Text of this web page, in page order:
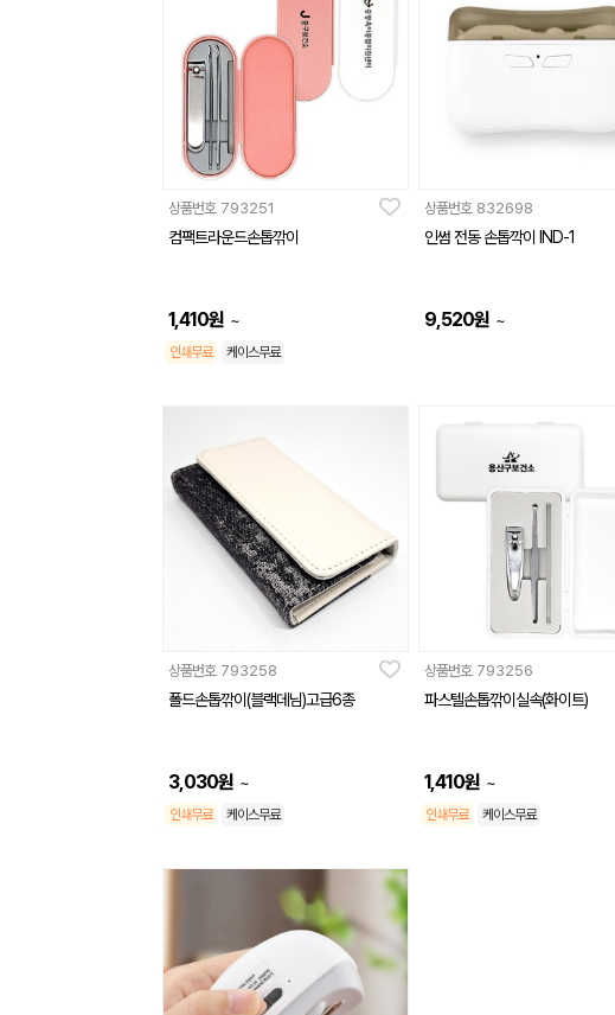
상품번호 793251
컴팩트라운드손톱깎이
1,410원 ~
인쇄무료 케이스무료
상품번호 832698
인썸 전동 손톱깍이 IND-1
9,520원 ~
상품번호 793258
폴드손톱깎이(블랙데님)고급6종
3,030원 ~
인쇄무료 케이스무료
상품번호 793256
파스텔손톱깎이실속(화이트)
1,410원 ~
인쇄무료 케이스무료